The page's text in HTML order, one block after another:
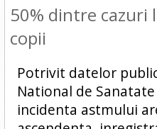
50% dintre cazuri
copii
Potrivit datelor
National de
incidenta astmului